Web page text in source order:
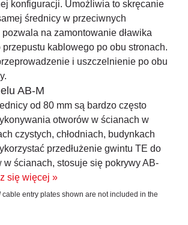
konfiguracji. Umożliwia to skręcanie
średnicy w przeciwnych
na zamontowanie dławika
kablowego po obu stronach.
i uszczelnienie po obu
AB-M
od 80 mm są bardzo często
otworów w ścianach w
czystych, chłodniach, budynkach
przedłużenie gwintu TE do
w ścianach, stosuje się pokrywy AB-
się więcej »
entry plates shown are not included in the